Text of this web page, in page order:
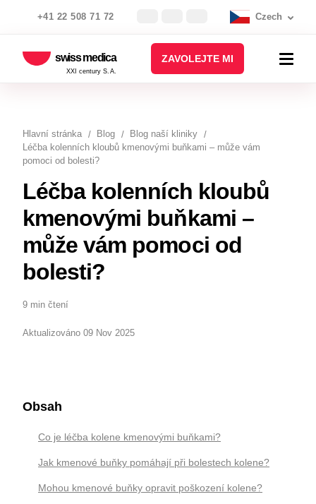
+41 22 508 71 72 Czech
swiss medica
XXI century S.A.
ZAVOLEJTE MI
Hlavní stránka Blog
Blog naší kliniky
Léčba kolenních kloubů kmenovými buňkami – může vám
pomoci od bolesti?
Léčba kolenních kloubů
kmenovými buňkami –
může vám pomoci od
bolesti?
9 min čtení
Aktualizováno 09 Nov 2025
Obsah
Co je léčba kolene kmenovými buňkami?
Jak kmenové buňky pomáhají při bolestech kolene?
Mohou kmenové buňky opravit poškození kolene?